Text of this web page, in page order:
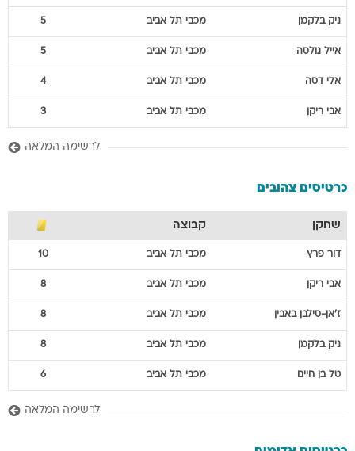
ניק בלקמן מכבי תל אביב 5
אייל גולסה מכבי תל אביב 5
אלי דסה מכבי תל אביב 4
אבי ריקן מכבי תל אביב 3
לרשימה המלאה
כרטיסים צהובים
שחקן קבוצה
דור פרץ מכבי תל אביב 10
אבי ריקן מכבי תל אביב 8
ז'אן-סילבן באבין מכבי תל אביב 8
ניק בלקמן מכבי תל אביב 8
טל בן חיים מכבי תל אביב 6
לרשימה המלאה